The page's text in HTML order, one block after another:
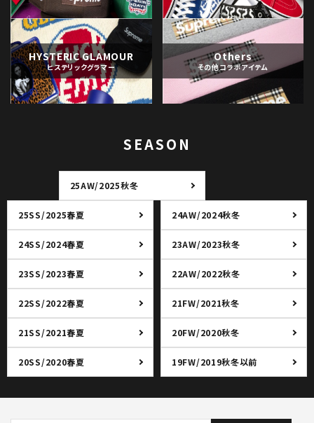
HYSTERIC GLAMOUR
ヒステリックグラマー
Others
その他コラボアイテム
SEASON
25AW/2025秋冬
25SS/2025春夏 24AW/2024秋冬
24SS/2024春夏 23AW/2023秋冬
23SS/2023春夏 22AW/2022秋冬
22SS/2022春夏 21FW/2021秋冬
21SS/2021春夏 20FW/2020秋冬
20SS/2020春夏 19FW/2019秋冬以前